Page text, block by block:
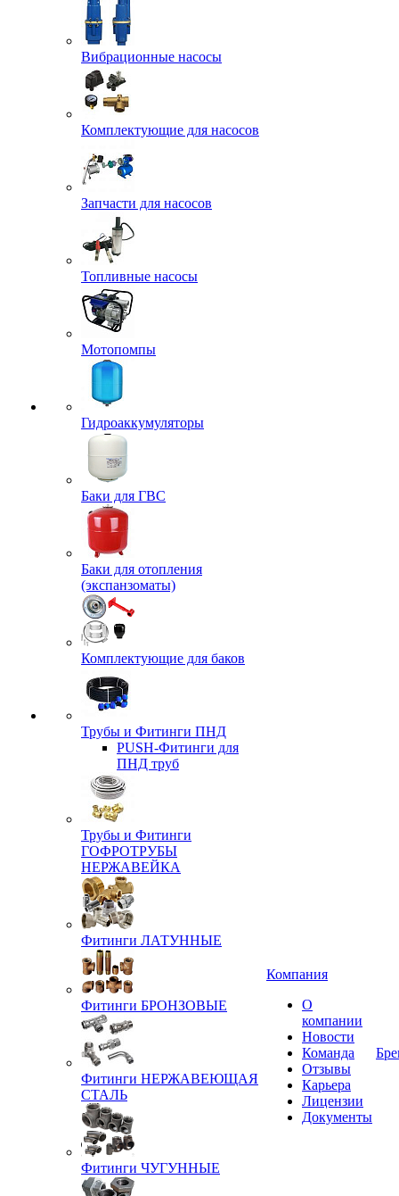
Вибрационные насосы
Комплектующие для насосов
Запчасти для насосов
Топливные насосы
Мотопомпы
Гидроаккумуляторы
Баки для ГВС
Баки для отопления
(экспанзоматы)
Комплектующие для баков
Трубы и Фитинги ПНД
PUSH-Фитинги для
ПНД труб
Трубы и Фитинги
ГОФРОТРУБЫ
НЕРЖАВЕЙКА
Фитинги ЛАТУННЫЕ
Фитинги БРОНЗОВЫЕ
Фитинги НЕРЖАВЕЮЩАЯ
СТАЛЬ
Фитинги ЧУГУННЫЕ
Компания
О
компании
Новости
Команда
Отзывы
Карьера
Лицензии
Документы